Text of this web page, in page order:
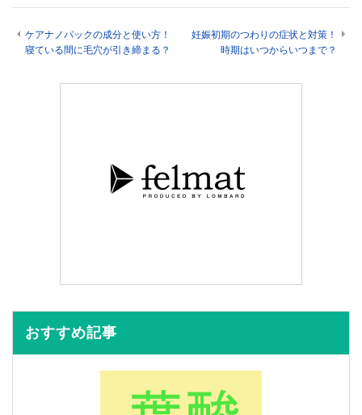
ケアナノパックの成分と使い方！
寝ている間に毛穴が引き締まる？
妊娠初期のつわりの症状と対策！
時期はいつからいつまで？
おすすめ記事